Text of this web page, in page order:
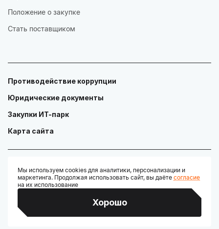
Положение о закупке
Стать поставщиком
Противодействие коррупции
Юридические документы
Закупки ИТ-парк
Карта сайта
© ГАУ "Технопарк в сфере высоких технологий «ИТ-парк»"
Разработано:
Credits: Google Fonts, Material Symbols
Мы используем cookies для аналитики, персонализации и
маркетинга. Продолжая использовать сайт, вы даёте согласие
на их использование
Хорошо